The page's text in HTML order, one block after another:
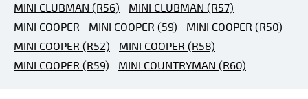
MINI CLUBMAN (R56)
MINI CLUBMAN (R57)
MINI COOPER
MINI COOPER (59)
MINI COOPER (R50)
MINI COOPER (R52)
MINI COOPER (R58)
MINI COOPER (R59)
MINI COUNTRYMAN (R60)